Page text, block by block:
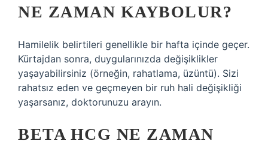
NE ZAMAN KAYBOLUR?
Hamilelik belirtileri genellikle bir hafta içinde geçer.
Kürtajdan sonra, duygularınızda değişiklikler
yaşayabilirsiniz (örneğin, rahatlama, üzüntü). Sizi
rahatsız eden ve geçmeyen bir ruh hali değişikliği
yaşarsanız, doktorunuzu arayın.
BETA HCG NE ZAMAN